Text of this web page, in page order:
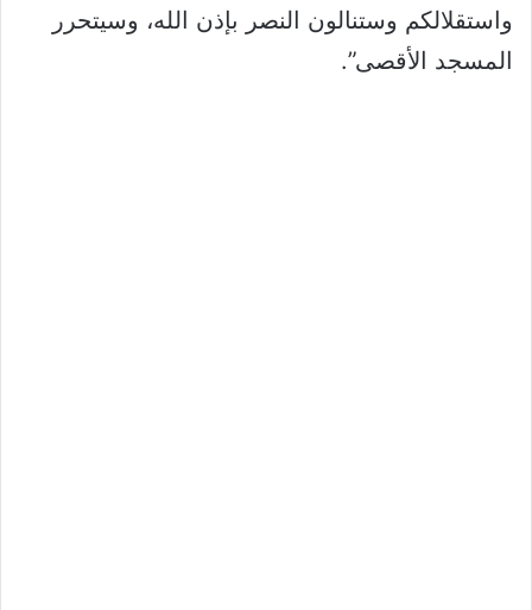
واستقلالكم وستنالون النصر بإذن الله، وسيتحرر
المسجد الأقصى”.